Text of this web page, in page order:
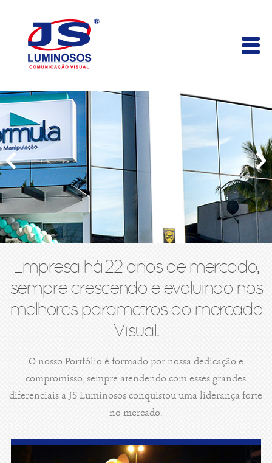
Empresa há 22 anos de mercado,
sempre crescendo e evoluindo nos
melhores parametros do mercado
Visual.
O nosso Portfólio é formado por nossa dedicação e
compromisso, sempre atendendo com esses grandes
diferenciais a JS Luminosos conquistou uma liderança forte
no mercado.